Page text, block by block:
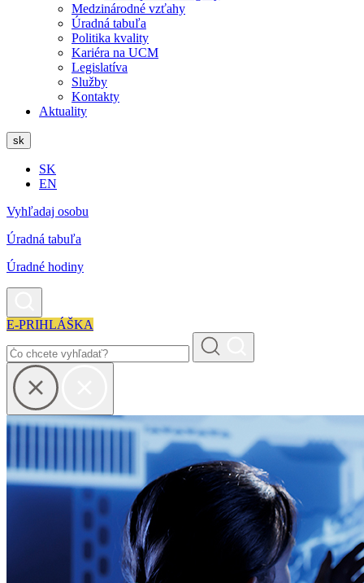
Medzinárodné vzťahy
Úradná tabuľa
Politika kvality
Kariéra na UCM
Legislatíva
Služby
Kontakty
Aktuality
sk
SK
EN
Vyhľadaj osobu
Úradná tabuľa
Úradné hodiny
E-PRIHLÁŠKA